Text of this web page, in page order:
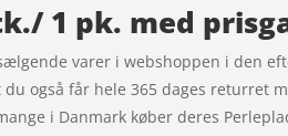
1 pk. med
varer i webshoppen i den
også får hele 365 dages returret
i Danmark køber deres